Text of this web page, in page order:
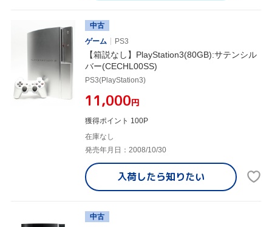
中古
ゲーム
PS3
【箱説なし】PlayStation3(80GB):サテンシル
バー(CECHL00SS)
PS3(PlayStation3)
¥11,000円
獲得ポイント 100P
在庫なし
発売年月日：2008/10/30
入荷したら知りたい
中古